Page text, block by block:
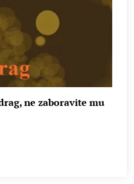
ne zaboravite mu